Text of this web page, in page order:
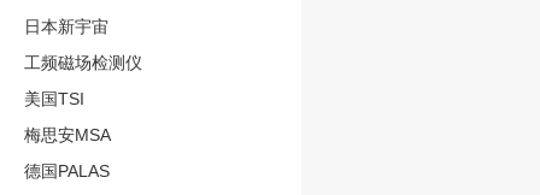
日本新宇宙
工频磁场检测仪
美国TSI
梅思安MSA
德国PALAS